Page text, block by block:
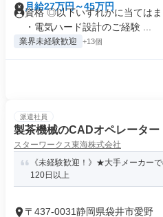
月給27万円～45万円
資格 ◎以下いずれかに当ては
・電気ハード設計のご経験 ...
業界未経験歓迎 +13個
派遣社員
製茶機械のCADオペレーター
スターワークス東海株式会社
《未経験歓迎！》★大手メーカー
120日以上
〒437-0031静岡県袋井市愛野